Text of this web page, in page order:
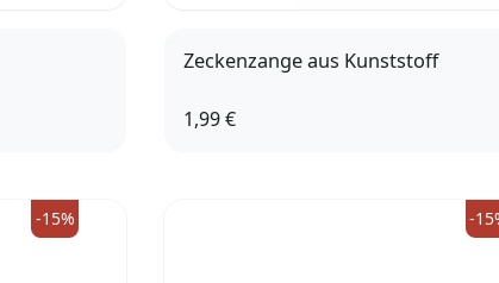
Zeckenzange aus Kunststoff
1,99 €
-15% -